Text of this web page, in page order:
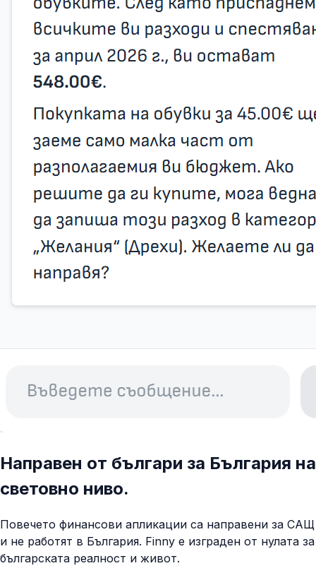
Направен от българи за България на
световно ниво.
Повечето финансови апликации са направени за САЩ
и не работят в България. Finny е изграден от нулата за
българската реалност и живот.